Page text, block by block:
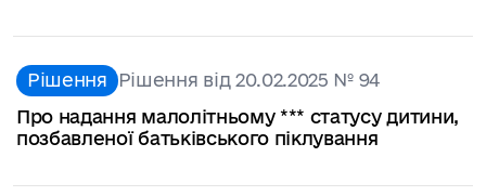
Рішення Рішення від 20.02.2025 № 94
Про надання малолітньому *** статусу дитини,
позбавленої батьківського піклування